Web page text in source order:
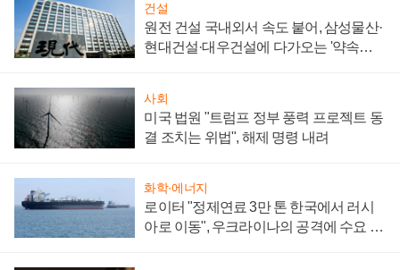
건설
원전 건설 국내외서 속도 붙어, 삼성물산·
현대건설·대우건설에 다가오는 '약속의
사회
미국 법원 "트럼프 정부 풍력 프로젝트 동
결 조치는 위법", 해제 명령 내려
화학·에너지
로이터 "정제연료 3만 톤 한국에서 러시
아로 이동", 우크라이나의 공격에 수요 늘